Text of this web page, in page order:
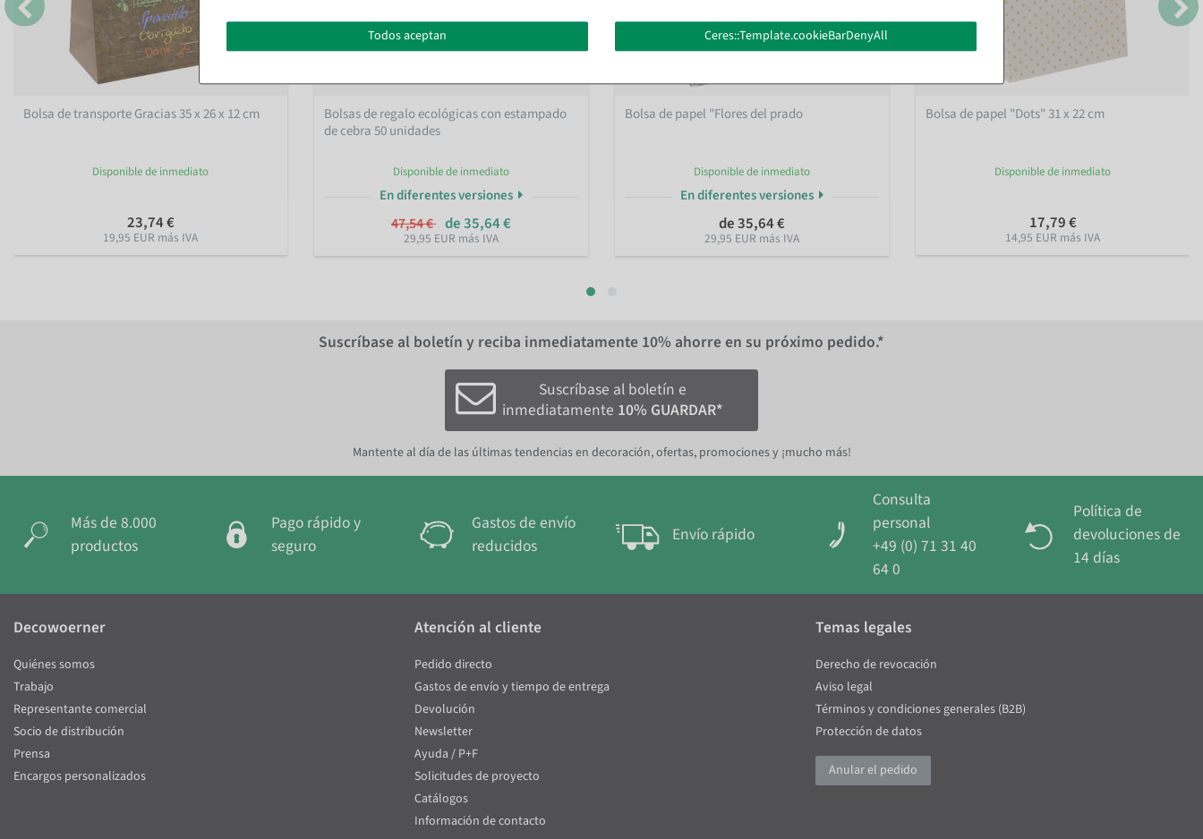
Bolsa de transporte Gracias 35 x 26 x 12 cm
Disponible de inmediato
23,74 €
19,95 EUR más IVA
Bolsas de regalo ecológicas con estampado
de cebra 50 unidades
Disponible de inmediato
En diferentes versiones
47,54 € de 35,64 €
29,95 EUR más IVA
Bolsa de papel "Flores del prado
Disponible de inmediato
En diferentes versiones
de 35,64 €
29,95 EUR más IVA
Bolsa de papel "Dots" 31 x 22 cm
Disponible de inmediato
17,79 €
14,95 EUR más IVA
Suscríbase al boletín y reciba inmediatamente 10% ahorre en su próximo pedido.*
Suscríbase al boletín e
inmediatamente 10% GUARDAR*
Mantente al día de las últimas tendencias en decoración, ofertas, promociones y ¡mucho más!
Más de 8.000
productos
Pago rápido y
seguro
Gastos de envío
reducidos
Envío rápido
Consulta
personal
+49 (0) 71 31 40
64 0
Política de
devoluciones de
14 días
Todos aceptan Ceres::Template.cookieBarDenyAll
Decowoerner
Quiénes somos
Trabajo
Representante comercial
Socio de distribución
Prensa
Encargos personalizados
Atención al cliente
Pedido directo
Gastos de envío y tiempo de entrega
Devolución
Newsletter
Ayuda / P+F
Solicitudes de proyecto
Catálogos
Información de contacto
Temas legales
Derecho de revocación
Aviso legal
Términos y condiciones generales (B2B)
Protección de datos
Anular el pedido